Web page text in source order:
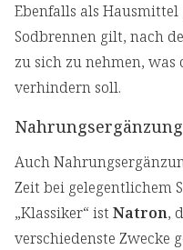
Ebenfalls als Hausmittel
Sodbrennen gilt, nach
zu sich zu nehmen, was
verhindern soll.
Nahrungsergänzung
Auch
Zeit bei gelegentlichem
„Klassiker“ ist Natron,
verschiedenste Zwecke